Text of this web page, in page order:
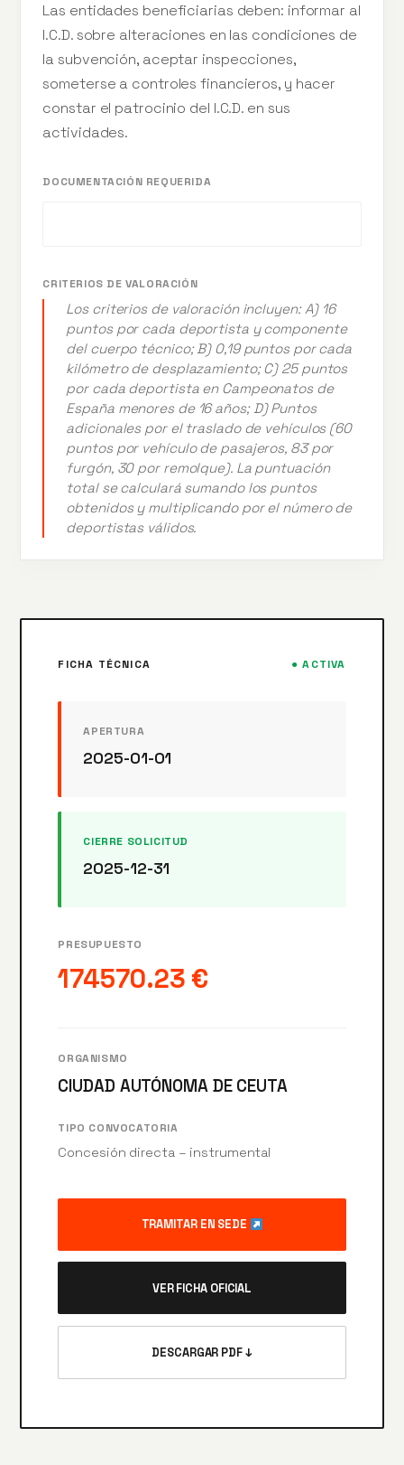
Las entidades beneficiarias deben: informar al
I.C.D. sobre alteraciones en las condiciones de
la subvención, aceptar inspecciones,
someterse a controles financieros, y hacer
constar el patrocinio del I.C.D. en sus
actividades.
DOCUMENTACIÓN REQUERIDA
CRITERIOS DE VALORACIÓN
Los criterios de valoración incluyen: A) 16
puntos por cada deportista y componente
del cuerpo técnico; B) 0,19 puntos por cada
kilómetro de desplazamiento; C) 25 puntos
por cada deportista en Campeonatos de
España menores de 16 años; D) Puntos
adicionales por el traslado de vehículos (60
puntos por vehículo de pasajeros, 83 por
furgón, 30 por remolque). La puntuación
total se calculará sumando los puntos
obtenidos y multiplicando por el número de
deportistas válidos.
FICHA TÉCNICA ● ACTIVA
APERTURA
2025-01-01
CIERRE SOLICITUD
2025-12-31
PRESUPUESTO
174570.23 €
ORGANISMO
CIUDAD AUTÓNOMA DE CEUTA
TIPO CONVOCATORIA
Concesión directa – instrumental
TRAMITAR EN SEDE
VER FICHA OFICIAL
DESCARGAR PDF ↓